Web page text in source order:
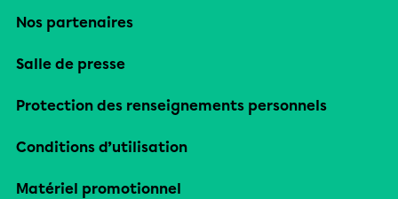
Nos partenaires
Salle de presse
Protection des renseignements personnels
Conditions d’utilisation
Matériel promotionnel